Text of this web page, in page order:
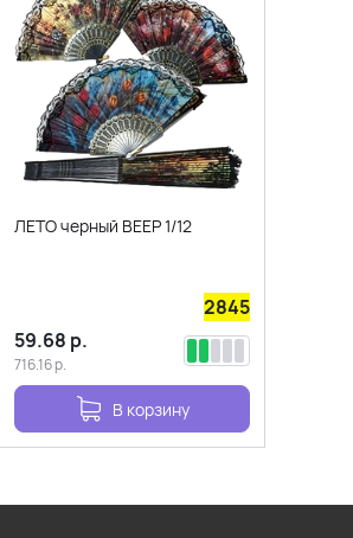
ЛЕТО черный ВЕЕР 1/12
2845
59.68 р.
716.16р.
В корзину